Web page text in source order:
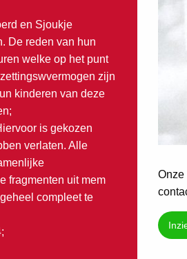
en Sjoukje
De reden van hun
welke op het punt
zijn
kinderen van deze
is gekozen
verlaten. Alle
fragmenten uit mem
compleet te
Onze